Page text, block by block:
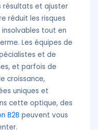
résultats et ajuster
réduit les risques
insolvables tout en
Les équipes de
et de
et parfois de
croissance,
uniques et
cette optique, des
B2B peuvent vous